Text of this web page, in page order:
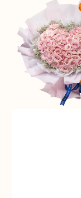
(Premium
Edition)